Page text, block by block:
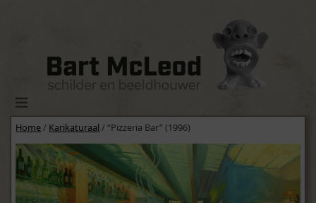
Home/ Karikaturaal / “Pizzeria Bar” (1996)